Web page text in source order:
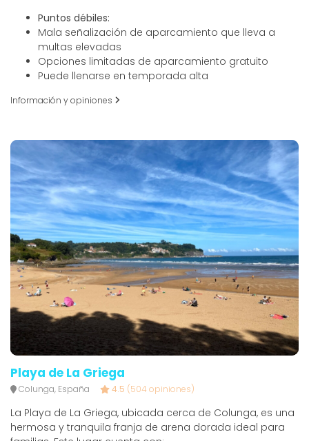
Puntos débiles:
Mala señalización de aparcamiento que lleva a
multas elevadas
Opciones limitadas de aparcamiento gratuito
Puede llenarse en temporada alta
Información y opiniones
Playa de La Griega
Colunga, España 4.5 (504 opiniones)
La Playa de La Griega, ubicada cerca de Colunga, es una
hermosa y tranquila franja de arena dorada ideal para